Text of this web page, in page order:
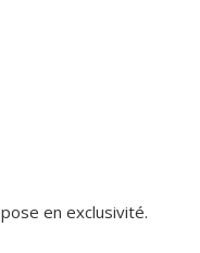
en exclusivité.